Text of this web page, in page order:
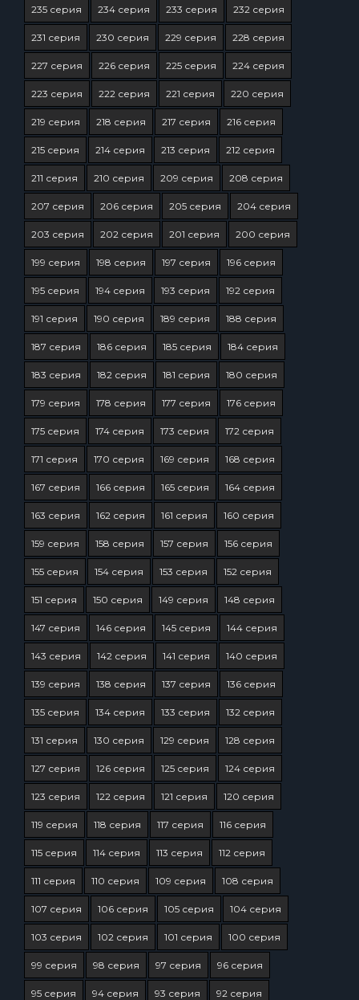
235 серия 234 серия 233 серия 232 серия
231 серия 230 серия 229 серия 228 серия
227 серия 226 серия 225 серия 224 серия
223 серия 222 серия 221 серия 220 серия
219 серия 218 серия 217 серия 216 серия
215 серия 214 серия 213 серия 212 серия
211 серия 210 серия 209 серия 208 серия
207 серия 206 серия 205 серия 204 серия
203 серия 202 серия 201 серия 200 серия
199 серия 198 серия 197 серия 196 серия
195 серия 194 серия 193 серия 192 серия
191 серия 190 серия 189 серия 188 серия
187 серия 186 серия 185 серия 184 серия
183 серия 182 серия 181 серия 180 серия
179 серия 178 серия 177 серия 176 серия
175 серия 174 серия 173 серия 172 серия
171 серия 170 серия 169 серия 168 серия
167 серия 166 серия 165 серия 164 серия
163 серия 162 серия 161 серия 160 серия
159 серия 158 серия 157 серия 156 серия
155 серия 154 серия 153 серия 152 серия
151 серия 150 серия 149 серия 148 серия
147 серия 146 серия 145 серия 144 серия
143 серия 142 серия 141 серия 140 серия
139 серия 138 серия 137 серия 136 серия
135 серия 134 серия 133 серия 132 серия
131 серия 130 серия 129 серия 128 серия
127 серия 126 серия 125 серия 124 серия
123 серия 122 серия 121 серия 120 серия
119 серия 118 серия 117 серия 116 серия
115 серия 114 серия 113 серия 112 серия
111 серия 110 серия 109 серия 108 серия
107 серия 106 серия 105 серия 104 серия
103 серия 102 серия 101 серия 100 серия
99 серия 98 серия 97 серия 96 серия
95 серия 94 серия 93 серия 92 серия